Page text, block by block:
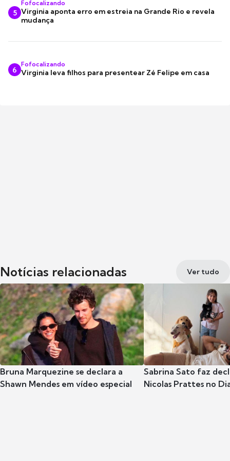
5
Fofocalizando
Virginia aponta erro em estreia na Grande Rio e revela
mudança
6
Fofocalizando
Virginia leva filhos para presentear Zé Felipe em casa
Notícias relacionadas Ver tudo
Bruna Marquezine se declara a
Shawn Mendes em vídeo especial
Sabrina Sato faz
Nicolas Prattes no